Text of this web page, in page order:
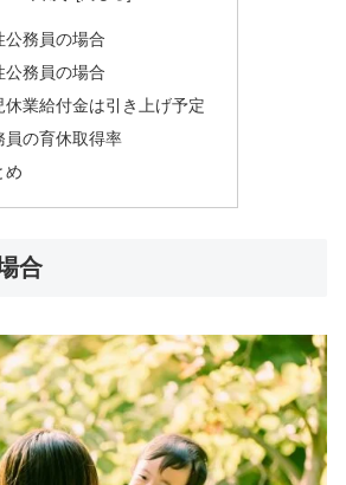
公務員の場合
公務員の場合
休業給付金は引き上げ予定
員の育休取得率
め
合